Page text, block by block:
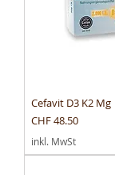
Cefavit D3 K2 Mg
Preis
CHF 48.50
inkl. MwSt